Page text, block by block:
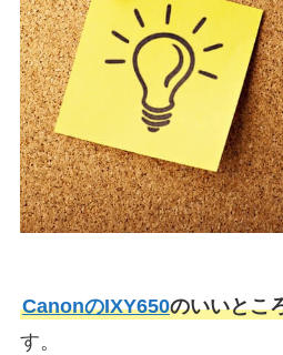
CanonのIXY650のいいとこ
す。